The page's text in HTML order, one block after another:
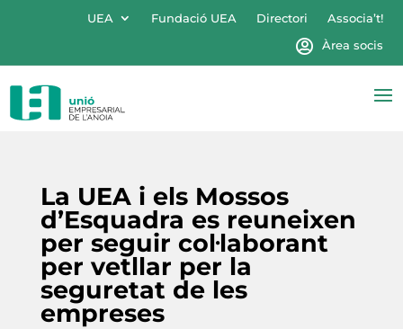
UEA Fundació UEA Directori
Associa’t!
Àrea socis
La UEA i els Mossos
d’Esquadra es reuneixen
per seguir col·laborant
per vetllar per la
seguretat de les
empreses